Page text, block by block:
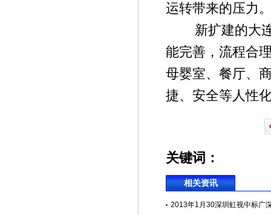
运转带来的压力
新扩建的大连
能完善，流程合
母婴室、餐厅、
捷、安全等人性
关键词：
相关资讯
2013年1月30深圳虹视中标广